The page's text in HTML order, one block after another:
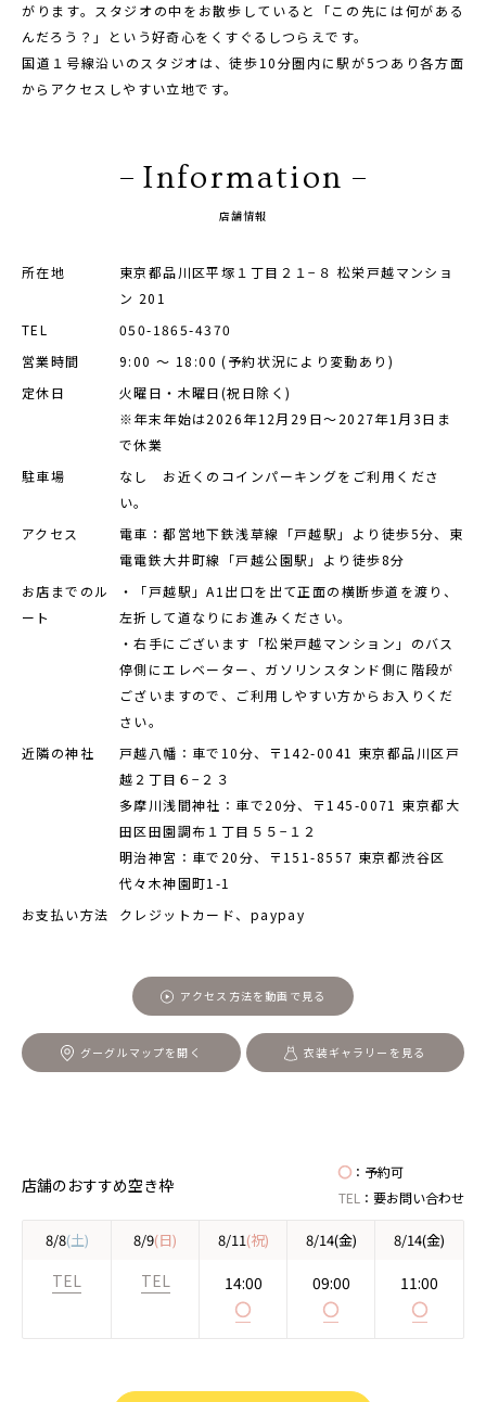
100日祝い・お食い初め
桃の節句・端午の節句
ロケーション撮影・カメラマン
赤ちゃん撮影・ベビーフォト
店舗を探す
がります。スタジオの中をお散歩していると「この先には何がある
んだろう？」という好奇心をくすぐるしつらえです。
国道１号線沿いのスタジオは、徒歩10分圏内に駅が5つあり各方面
からアクセスしやすい立地です。
Information
店舗情報
所在地
東京都品川区平塚１丁目２１−８ 松栄戸越マンショ
ン 201
TEL
050-1865-4370
営業時間
9:00 ～ 18:00 (予約状況により変動あり)
定休日
火曜日・木曜日(祝日除く)
※年末年始は2026年12月29日～2027年1月3日ま
で休業
駐車場
なし お近くのコインパーキングをご利用くださ
い。
アクセス
電車：都営地下鉄浅草線「戸越駅」より徒歩5分、東
電電鉄大井町線「戸越公園駅」より徒歩8分
お店までのル
ート
・「戸越駅」A1出口を出て正面の横断歩道を渡り、
左折して道なりにお進みください。
・右手にございます「松栄戸越マンション」のバス
停側にエレベーター、ガソリンスタンド側に階段が
ございますので、ご利用しやすい方からお入りくだ
さい。
近隣の神社
戸越八幡：車で10分、〒142-0041 東京都品川区戸
越２丁目６−２３
多摩川浅間神社：車で20分、〒145-0071 東京都大
田区田園調布１丁目５５−１２
明治神宮：車で20分、〒151-8557 東京都渋谷区
代々木神園町1-1
お支払い方法
クレジットカード、paypay
アクセス方法を動画で見る
グーグルマップを開く 衣装ギャラリーを見る
店舗のおすすめ空き枠
◯ ：予約可
TEL ： 要お問い合わせ
8/8(土) 8/9(日) 8/11(祝) 8/14(金) 8/14(金)
TEL TEL
14:00
◯
09:00
◯
11:00
◯